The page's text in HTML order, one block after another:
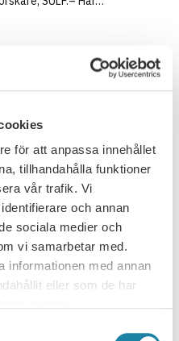
för att anpassa innehållet
tillhandahålla funktioner
vår trafik. Vi
och annan
sociala medier och
vi samarbetar med.
informationen med annan
eller som de har
lärosätenas
någon roll för den
en underordnad fråga? Det